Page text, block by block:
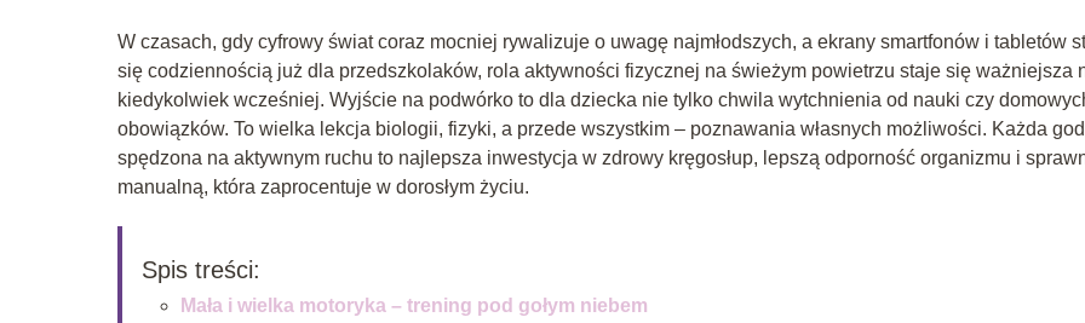
W czasach, gdy cyfrowy świat coraz mocniej rywalizuje o uwagę najmłodszych, a ekrany smartfonów i tabletów
się codziennością już dla przedszkolaków, rola aktywności fizycznej na świeżym powietrzu staje się ważniejsza
kiedykolwiek wcześniej. Wyjście na podwórko to dla dziecka nie tylko chwila wytchnienia od nauki czy
obowiązków. To wielka lekcja biologii, fizyki, a przede wszystkim – poznawania własnych możliwości. Każda
spędzona na aktywnym ruchu to najlepsza inwestycja w zdrowy kręgosłup, lepszą odporność organizmu i
manualną, która zaprocentuje w dorosłym życiu.
Spis treści:
Mała i wielka motoryka – trening pod gołym niebem